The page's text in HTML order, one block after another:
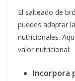
El salteado de
puedes adaptar
nutricionales.
valor nutricional:
Incorpora